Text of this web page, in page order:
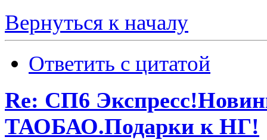
Вернуться к началу
Ответить с цитатой
Re: СП6
ТАОБАО.Подарки к НГ!